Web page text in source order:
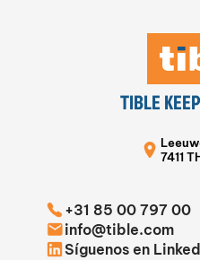
TIBLE
7411
+31 85 00 797 00
info@tible.com
Síguenos en